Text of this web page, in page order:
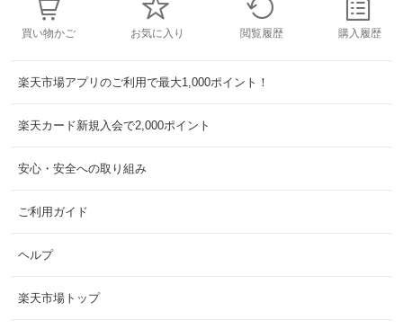
買い物かご お気に入り 閲覧履歴 購入履歴
楽天市場アプリのご利用で最大1,000ポイント！
楽天カード新規入会で2,000ポイント
安心・安全への取り組み
ご利用ガイド
ヘルプ
楽天市場トップ